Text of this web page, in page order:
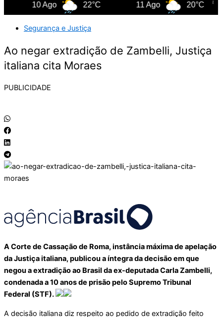
10 Ago 22°C 11 Ago 20°C
Segurança e Justiça
Ao negar extradição de Zambelli, Justiça
italiana cita Moraes
PUBLICIDADE
A Corte de Cassação de Roma, instância máxima de apelação
da Justiça italiana, publicou a íntegra da decisão em que
negou a extradição ao Brasil da ex-deputada Carla Zambelli,
condenada a 10 anos de prisão pelo Supremo Tribunal
Federal (STF).
A decisão italiana diz respeito ao pedido de extradição feito